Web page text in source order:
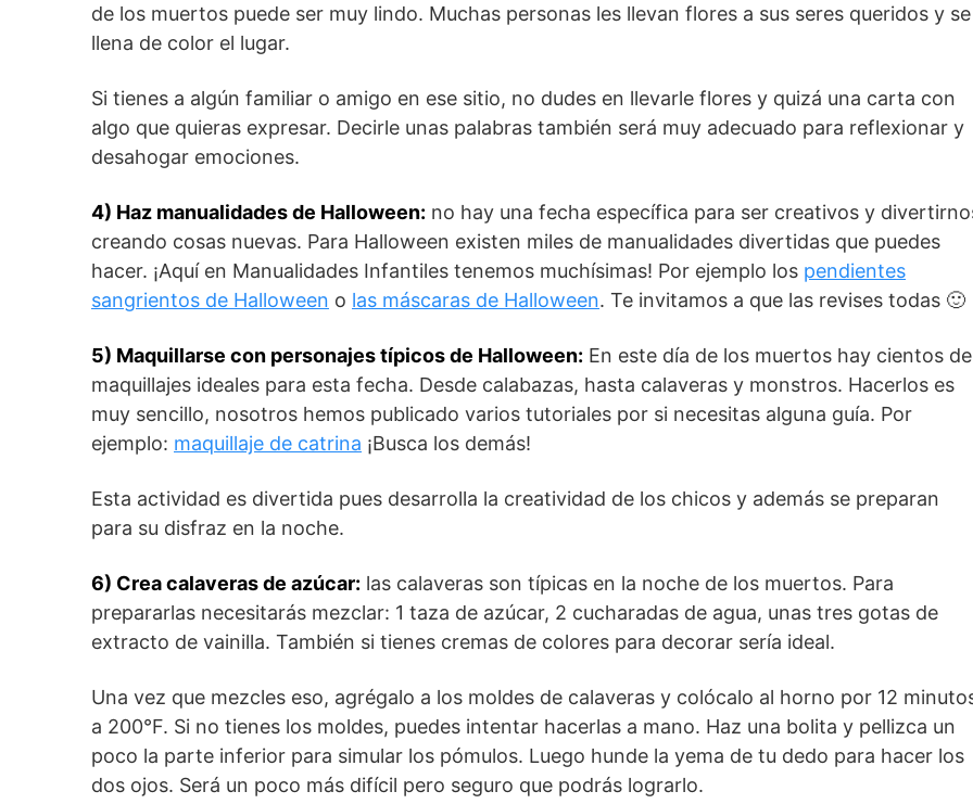
de los muertos puede ser muy lindo. Muchas personas les llevan flores a sus seres queridos y se
llena de color el lugar.
Si tienes a algún familiar o amigo en ese sitio, no dudes en llevarle flores y quizá una carta con
algo que quieras expresar. Decirle unas palabras también será muy adecuado para reflexionar y
desahogar emociones.
4) Haz manualidades de Halloween: no hay una fecha específica para ser creativos y
creando cosas nuevas. Para Halloween existen miles de manualidades divertidas que puedes
hacer. ¡Aquí en Manualidades Infantiles tenemos muchísimas! Por ejemplo los pendientes
sangrientos de Halloween o las máscaras de Halloween. Te invitamos a que las revises todas 🙂
5) Maquillarse con personajes típicos de Halloween: En este día de los muertos hay cientos de
maquillajes ideales para esta fecha. Desde calabazas, hasta calaveras y monstros. Hacerlos es
muy sencillo, nosotros hemos publicado varios tutoriales por si necesitas alguna guía. Por
ejemplo: maquillaje de catrina ¡Busca los demás!
Esta actividad es divertida pues desarrolla la creatividad de los chicos y además se preparan
para su disfraz en la noche.
6) Crea calaveras de azúcar: las calaveras son típicas en la noche de los muertos. Para
prepararlas necesitarás mezclar: 1 taza de azúcar, 2 cucharadas de agua, unas tres gotas de
extracto de vainilla. También si tienes cremas de colores para decorar sería ideal.
Una vez que mezcles eso, agrégalo a los moldes de calaveras y colócalo al horno por 12
a 200°F. Si no tienes los moldes, puedes intentar hacerlas a mano. Haz una bolita y pellizca un
poco la parte inferior para simular los pómulos. Luego hunde la yema de tu dedo para hacer los
dos ojos. Será un poco más difícil pero seguro que podrás lograrlo.